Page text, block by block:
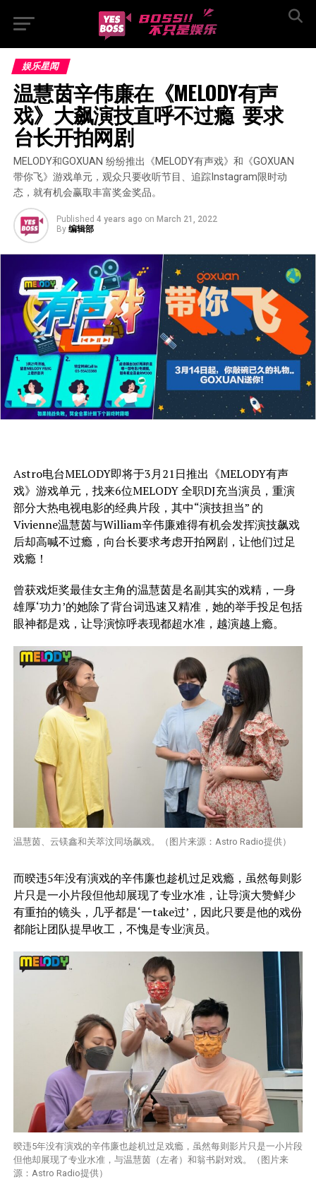
娱乐星闻
温慧茵辛伟廉在《MELODY有声
戏》大飙演技直呼不过瘾  要求
台长开拍网剧
MELODY和GOXUAN 纷纷推出《MELODY有声戏》和《GOXUAN
带你飞》游戏单元，观众只要收听节目、追踪Instagram限时动
态，就有机会赢取丰富奖金奖品。
Published 4 years ago on March 21, 2022
By 编辑部
Astro电台MELODY即将于3月21日推出《MELODY有声
戏》游戏单元，找来6位MELODY 全职DJ充当演员，重演
部分大热电视电影的经典片段，其中“演技担当” 的
Vivienne温慧茵与William辛伟廉难得有机会发挥演技飙戏
后却高喊不过瘾，向台长要求考虑开拍网剧，让他们过足
戏瘾！
曾获戏炬奖最佳女主角的温慧茵是名副其实的戏精，一身
雄厚‘功力’的她除了背台词迅速又精准，她的举手投足包括
眼神都是戏，让导演惊呼表现都超水准，越演越上瘾。
温慧茵、云镁鑫和关萃汶同场飙戏。（图片来源：Astro Radio提供）
而暌违5年没有演戏的辛伟廉也趁机过足戏瘾，虽然每则影
片只是一小片段但他却展现了专业水准，让导演大赞鲜少
有重拍的镜头，几乎都是‘一take过’，因此只要是他的戏份
都能让团队提早收工，不愧是专业演员。
暌违5年没有演戏的辛伟廉也趁机过足戏瘾，虽然每则影片只是一小片段
但他却展现了专业水准，与温慧茵（左者）和翁书尉对戏。（图片来
源：Astro Radio提供）